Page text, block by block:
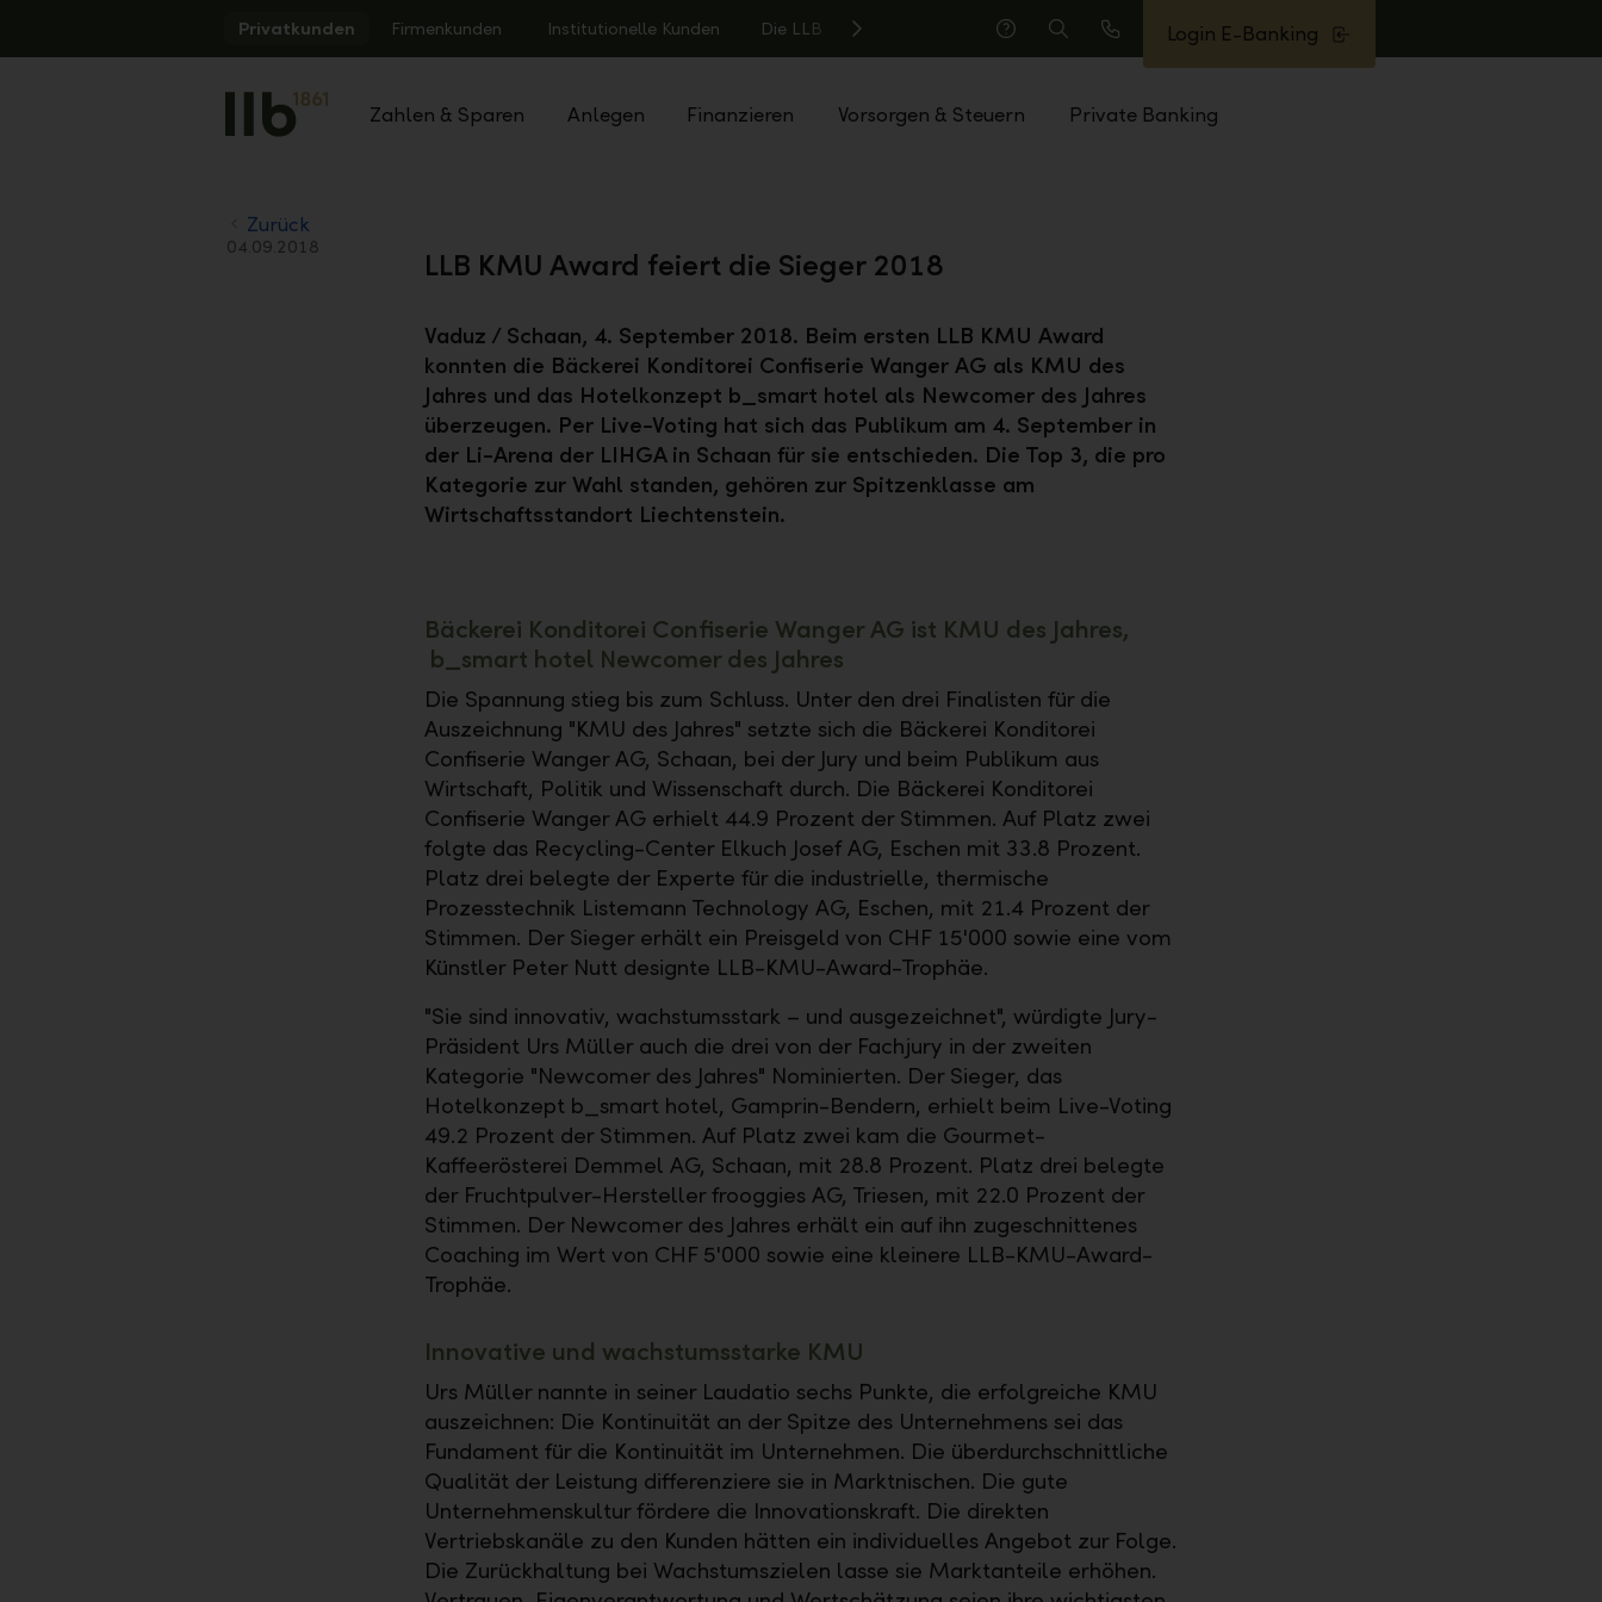
Privatkunden Firmenkunden Institutionelle Kunden Die LLB
Hilfe
Suche
Anrufen
Login E-Banking
Zahlen & Sparen Anlegen Finanzieren Vorsorgen & Steuern Private Banking
Zurück
04.09.2018 LLB KMU Award feiert die Sieger 2018
Vaduz / Schaan, 4. September 2018. Beim ersten LLB KMU Award
konnten die Bäckerei Konditorei Confiserie Wanger AG als KMU des
Jahres und das Hotelkonzept b_smart hotel als Newcomer des Jahres
überzeugen. Per Live-Voting hat sich das Publikum am 4. September in
der Li-Arena der LIHGA in Schaan für sie entschieden. Die Top 3, die pro
Kategorie zur Wahl standen, gehören zur Spitzenklasse am
Wirtschaftsstandort Liechtenstein.
Bäckerei Konditorei Confiserie Wanger AG ist KMU des Jahres,
b_smart hotel Newcomer des Jahres
Die Spannung stieg bis zum Schluss. Unter den drei Finalisten für die
Auszeichnung "KMU des Jahres" setzte sich die Bäckerei Konditorei
Confiserie Wanger AG, Schaan, bei der Jury und beim Publikum aus
Wirtschaft, Politik und Wissenschaft durch. Die Bäckerei Konditorei
Confiserie Wanger AG erhielt 44.9 Prozent der Stimmen. Auf Platz zwei
folgte das Recycling-Center Elkuch Josef AG, Eschen mit 33.8 Prozent.
Platz drei belegte der Experte für die industrielle, thermische
Prozesstechnik Listemann Technology AG, Eschen, mit 21.4 Prozent der
Stimmen. Der Sieger erhält ein Preisgeld von CHF 15'000 sowie eine vom
Künstler Peter Nutt designte LLB-KMU-Award-Trophäe.
"Sie sind innovativ, wachstumsstark – und ausgezeichnet", würdigte Jury-
Präsident Urs Müller auch die drei von der Fachjury in der zweiten
Kategorie "Newcomer des Jahres" Nominierten. Der Sieger, das
Hotelkonzept b_smart hotel, Gamprin-Bendern, erhielt beim Live-Voting
49.2 Prozent der Stimmen. Auf Platz zwei kam die Gourmet-
Kaffeerösterei Demmel AG, Schaan, mit 28.8 Prozent. Platz drei belegte
der Fruchtpulver-Hersteller frooggies AG, Triesen, mit 22.0 Prozent der
Stimmen. Der Newcomer des Jahres erhält ein auf ihn zugeschnittenes
Coaching im Wert von CHF 5'000 sowie eine kleinere LLB-KMU-Award-
Trophäe.
Innovative und wachstumsstarke KMU
Urs Müller nannte in seiner Laudatio sechs Punkte, die erfolgreiche KMU
auszeichnen: Die Kontinuität an der Spitze des Unternehmens sei das
Fundament für die Kontinuität im Unternehmen. Die überdurchschnittliche
Qualität der Leistung differenziere sie in Marktnischen. Die gute
Unternehmenskultur fördere die Innovationskraft. Die direkten
Vertriebskanäle zu den Kunden hätten ein individuelles Angebot zur Folge.
Die Zurückhaltung bei Wachstumszielen lasse sie Marktanteile erhöhen.